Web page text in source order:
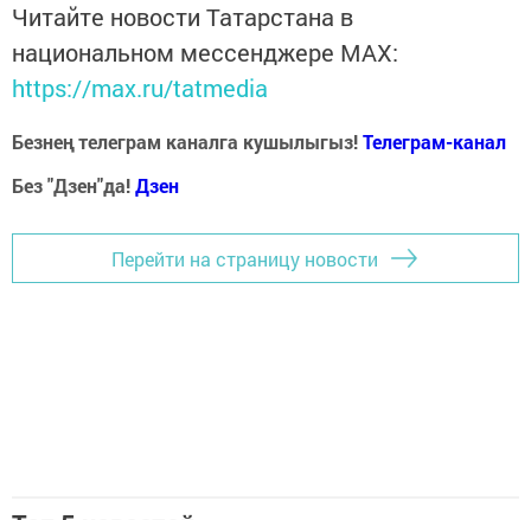
Читайте новости Татарстана в
национальном мессенджере MАХ:
https://max.ru/tatmedia
Безнең телеграм каналга кушылыгыз!Телеграм-канал
Без "Дзен"да!Дзен
Перейти на страницу новости